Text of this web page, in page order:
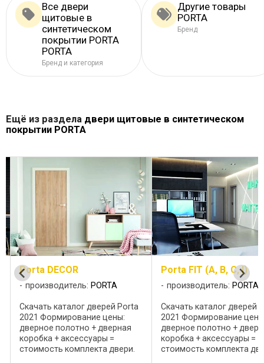
Все двери
щитовые в
синтетическом
покрытии PORTA
PORTA
Бренд и категория
Другие товары
PORTA
Бренд
Ещё из раздела двери щитовые в синтетическом
покрытии PORTA
Porta DECOR
производитель: PORTA
Скачать каталог дверей Porta
2021 Формирование цены:
дверное полотно + дверная
коробка + аксессуары =
стоимость комплекта двери.
Porta FIT (A, B, C, I)
производитель: PORTA
Скачать каталог дверей
2021 Формирование
дверное полотно +
коробка + аксессуары =
стоимость комплекта